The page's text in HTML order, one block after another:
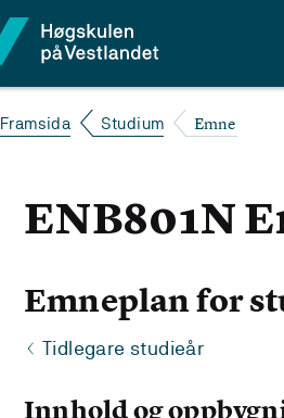
Framsida Studium Emne
ENB801N
Emneplan for
Tidlegare studieår
Innhold og